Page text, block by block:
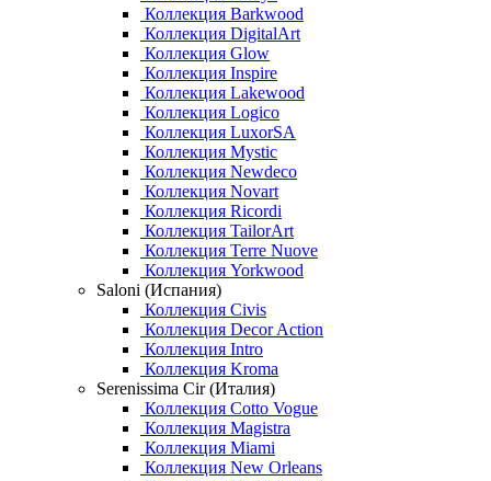
Коллекция Barkwood
Коллекция DigitalArt
Коллекция Glow
Коллекция Inspire
Коллекция Lakewood
Коллекция Logico
Коллекция LuxorSA
Коллекция Mystic
Коллекция Newdeco
Коллекция Novart
Коллекция Ricordi
Коллекция TailorArt
Коллекция Terre Nuove
Коллекция Yorkwood
Saloni (Испания)
Коллекция Civis
Коллекция Decor Action
Коллекция Intro
Коллекция Kroma
Serenissima Cir (Италия)
Коллекция Cotto Vogue
Коллекция Magistra
Коллекция Miami
Коллекция New Orleans